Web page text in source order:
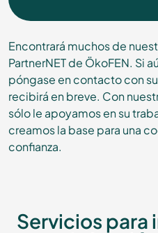
Encontrará muchos de
PartnerNET de ÖkoFEN. Si
póngase en contacto con
recibirá en breve. Con
sólo le apoyamos en su
creamos la base para una
confianza.
Servicios para